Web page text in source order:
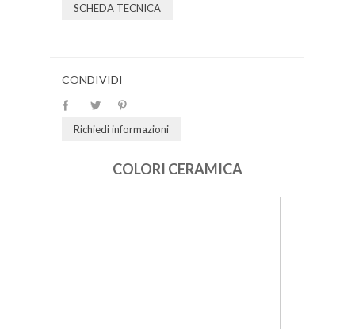
SCHEDA TECNICA
CONDIVIDI
Richiedi informazioni
COLORI CERAMICA